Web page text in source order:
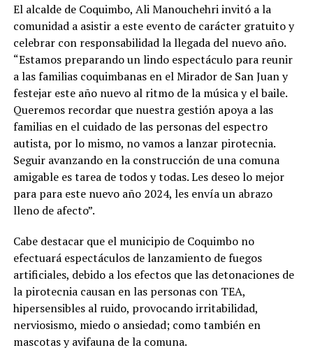
El alcalde de Coquimbo, Ali Manouchehri invitó a la
comunidad a asistir a este evento de carácter gratuito y
celebrar con responsabilidad la llegada del nuevo año.
“Estamos preparando un lindo espectáculo para reunir
a las familias coquimbanas en el Mirador de San Juan y
festejar este año nuevo al ritmo de la música y el baile.
Queremos recordar que nuestra gestión apoya a las
familias en el cuidado de las personas del espectro
autista, por lo mismo, no vamos a lanzar pirotecnia.
Seguir avanzando en la construcción de una comuna
amigable es tarea de todos y todas. Les deseo lo mejor
para para este nuevo año 2024, les envía un abrazo
lleno de afecto”.
Cabe destacar que el municipio de Coquimbo no
efectuará espectáculos de lanzamiento de fuegos
artificiales, debido a los efectos que las detonaciones de
la pirotecnia causan en las personas con TEA,
hipersensibles al ruido, provocando irritabilidad,
nerviosismo, miedo o ansiedad; como también en
mascotas y avifauna de la comuna.